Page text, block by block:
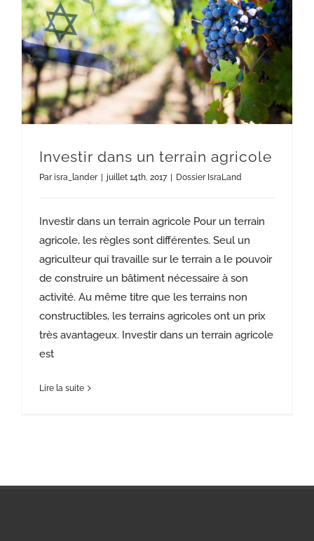
Investir dans un terrain agricole
Parisra_lander juillet 14th, 2017 Dossier IsraLand
Investir dans un terrain agricole Pour un terrain
agricole, les règles sont différentes. Seul un
agriculteur qui travaille sur le terrain a le pouvoir
de construire un bâtiment nécessaire à son
activité. Au même titre que les terrains non
constructibles, les terrains agricoles ont un prix
très avantageux. Investir dans un terrain agricole
est
Lire la suite